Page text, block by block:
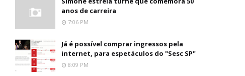
anos de carreira
7:06 PM
Já é possível comprar ingressos pela
internet, para espetáculos do "Sesc SP"
8:09 PM